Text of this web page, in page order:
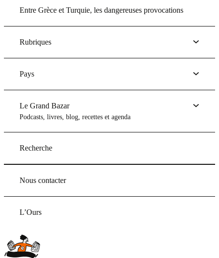
Entre Grèce et Turquie, les dangereuses provocations
Rubriques
Pays
Le Grand Bazar
Podcasts, livres, blog, recettes et agenda
Recherche
Nous contacter
L’Ours